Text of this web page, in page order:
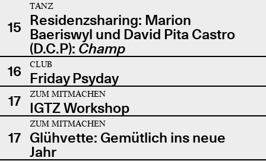
15
TANZ
Residenzsharing: Marion
Baeriswyl und David Pita Castro
(D.C.P): Champ
16
CLUB
Friday Psyday
17
ZUM MITMACHEN
IGTZ Workshop
17
ZUM MITMACHEN
Glühvette: Gemütlich ins neue
Jahr